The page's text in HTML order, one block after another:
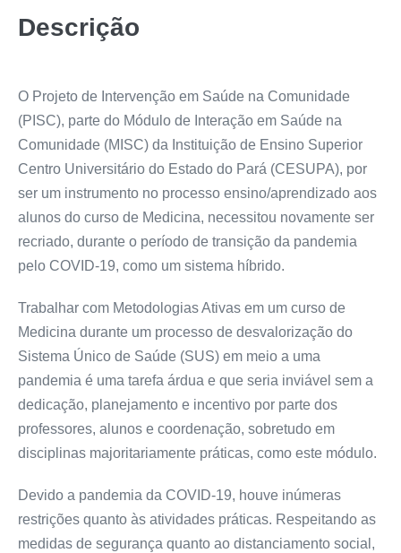
Descrição
O Projeto de Intervenção em Saúde na Comunidade
(PISC), parte do Módulo de Interação em Saúde na
Comunidade (MISC) da Instituição de Ensino Superior
Centro Universitário do Estado do Pará (CESUPA), por
ser um instrumento no processo ensino/aprendizado aos
alunos do curso de Medicina, necessitou novamente ser
recriado, durante o período de transição da pandemia
pelo COVID-19, como um sistema híbrido.
Trabalhar com Metodologias Ativas em um curso de
Medicina durante um processo de desvalorização do
Sistema Único de Saúde (SUS) em meio a uma
pandemia é uma tarefa árdua e que seria inviável sem a
dedicação, planejamento e incentivo por parte dos
professores, alunos e coordenação, sobretudo em
disciplinas majoritariamente práticas, como este módulo.
Devido a pandemia da COVID-19, houve inúmeras
restrições quanto às atividades práticas. Respeitando as
medidas de segurança quanto ao distanciamento social,